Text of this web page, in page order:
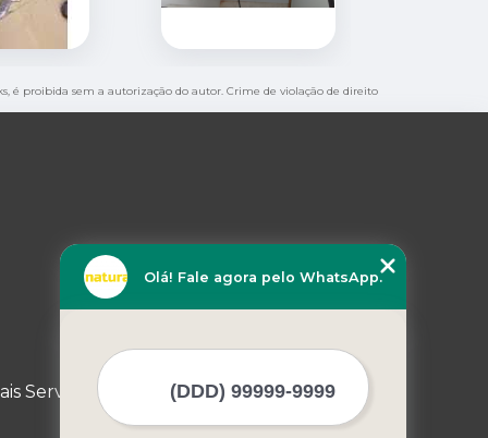
é proibida sem a autorização do autor. Crime de violação de direito
Serviços
Olá! Fale agora pelo WhatsApp.